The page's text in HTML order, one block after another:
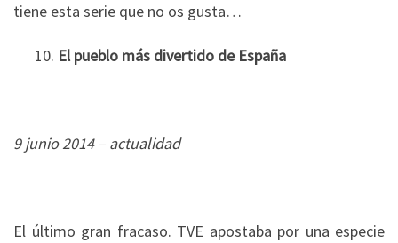
tiene esta serie que no os gusta…
10. El pueblo más divertido de España
9 junio 2014 – actualidad
El último gran fracaso. TVE apostaba por una especie